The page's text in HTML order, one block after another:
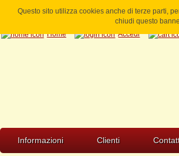
Questo sito utilizza cookies anche di terze parti,
chiudi questo
Home
Accedi
Informazioni Clienti